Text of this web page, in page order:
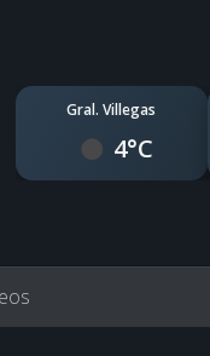
Gral. Villegas
4°C